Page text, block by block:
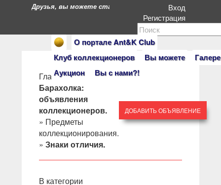
О портале Ant&K Club
Клуб коллекционеров
Вы можете
Аукцион
Вы с нами?!
Друзья, вы можете стать героями нашего портала.
Вход
Регистрация
Главная»
Барахолка:
объявления
коллекционеров.
» Предметы
коллекционирования.
» Знаки отличия.
ДОБАВИТЬ ОБЪЯВЛЕНИЕ
В категории